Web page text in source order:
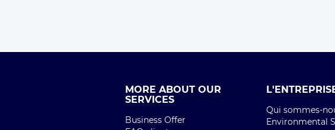
MORE ABOUT OUR
SERVICES
Business Offer
Qui sommes-
Environmental